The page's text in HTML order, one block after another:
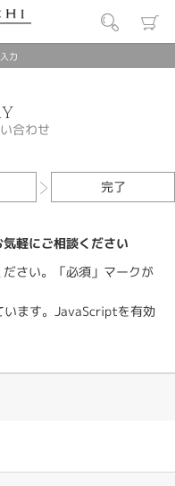
力
合わせ
完了
軽にご相談ください
さい。「必須」マークが
ます。JavaScriptを有効